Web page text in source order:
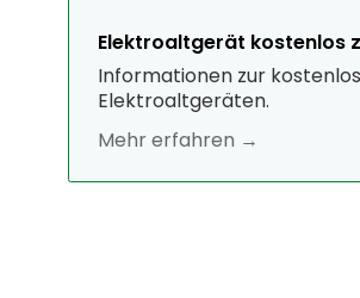
Elektroaltgerät kostenlos
Informationen zur
Elektroaltgeräten.
Mehr erfahren →